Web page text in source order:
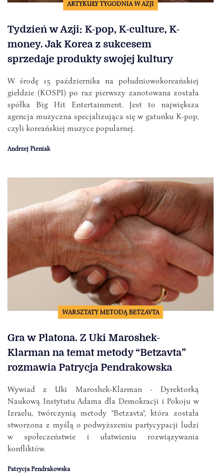
ARTYKUŁY TYGODNIA W AZJI
Tydzień w Azji: K-pop, K-culture, K-
money. Jak Korea z sukcesem
sprzedaje produkty swojej kultury
W środę 15 października na południowokoreańskiej
giełdzie (KOSPI) po raz pierwszy zanotowana została
spółka Big Hit Entertainment. Jest to największa
agencja muzyczna specjalizująca się w gatunku K-pop,
czyli koreańskiej muzyce popularnej.
Andrzej Pieniak
WARSZTATY METODĄ BETZAVTA
Gra w Platona. Z Uki Maroshek-
Klarman na temat metody “Betzavta”
rozmawia Patrycja Pendrakowska
Wywiad z Uki Maroshek-Klarman - Dyrektorką
Naukową Instytutu Adama dla Demokracji i Pokoju w
Izraelu, twórczynią metody "Betzavta", która została
stworzona z myślą o podwyższeniu partycypacji ludzi
w społeczeństwie i ułatwieniu rozwiązywania
konfliktów.
Patrycja Pendrakowska